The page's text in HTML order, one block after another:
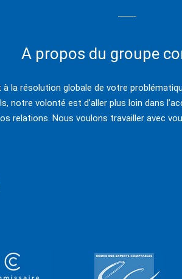
A propos du groupe
la résolution globale de votre
notre volonté est d’aller plus loin dans
relations. Nous voulons travailler avec